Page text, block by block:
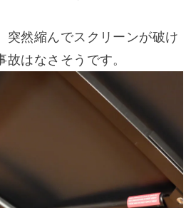
突然縮んでスクリーンが破け
はなさそうです。